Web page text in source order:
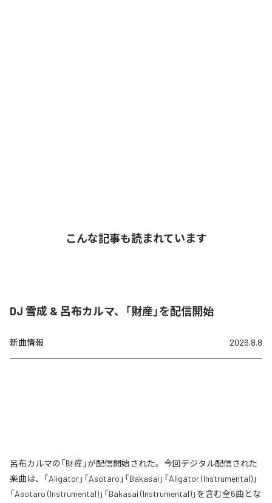
こんな記事も読まれています
DJ 雪成 & 呂布カルマ、「財産」を配信開始
新曲情報 2026.8.8
呂布カルマの「財産」が配信開始された。今回デジタル配信された
楽曲は、「Aligator」「Asotaro」「Bakasai」「Aligator (Instrumental)」
「Asotaro (Instrumental)」「Bakasai (Instrumental)」を含む全6曲とな